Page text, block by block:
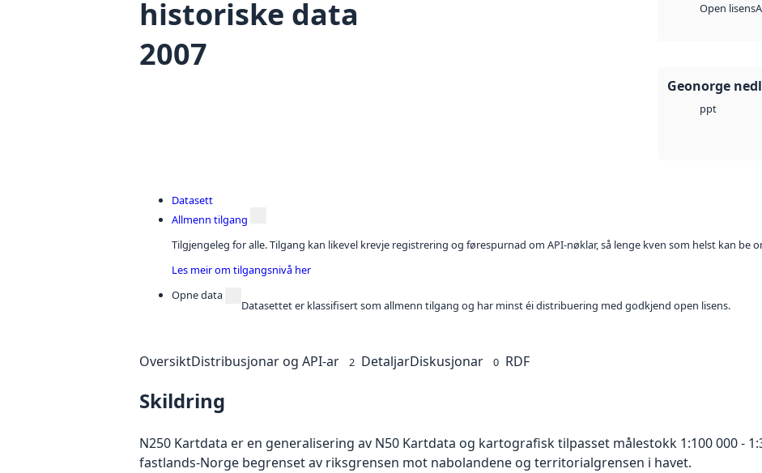
historiske data
2007
Open lisens
Geonorge
ppt
Datasett
Allmenn tilgang
Tilgjengeleg for alle. Tilgang kan likevel krevje registrering og førespurnad om API-nøklar, så lenge kven som helst kan be
Les meir om tilgangsnivå her
Opne data
Datasettet er klassifisert som allmenn tilgang og har minst éi distribuering med godkjend open lisens.
OversiktDistribusjonar og API-ar 2 DetaljarDiskusjonar 0 RDF
Skildring
N250 Kartdata er en generalisering av N50 Kartdata og kartografisk tilpasset målestokk 1:100 000 -
fastlands-Norge begrenset av riksgrensen mot nabolandene og territorialgrensen i havet.